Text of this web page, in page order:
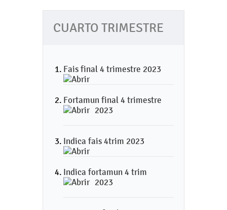
CUARTO TRIMESTRE
Fais final 4 trimestre 2023
Fortamun final 4 trimestre
2023
Indica fais 4trim 2023
Indica fortamun 4 trim
2023